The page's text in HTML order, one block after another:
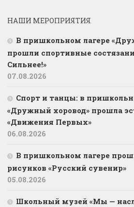
НАШИ МЕРОПРИЯТИЯ
В пришкольном лагере
прошли спортивные
Сильнее!»
07.08.2026
Спорт и танцы: в
«Дружный хоровод» прошла
«Движения Первых»
06.08.2026
В пришкольном лагере
рисунков «Русский сувенир»
05.08.2026
Школьный музей «Мы —